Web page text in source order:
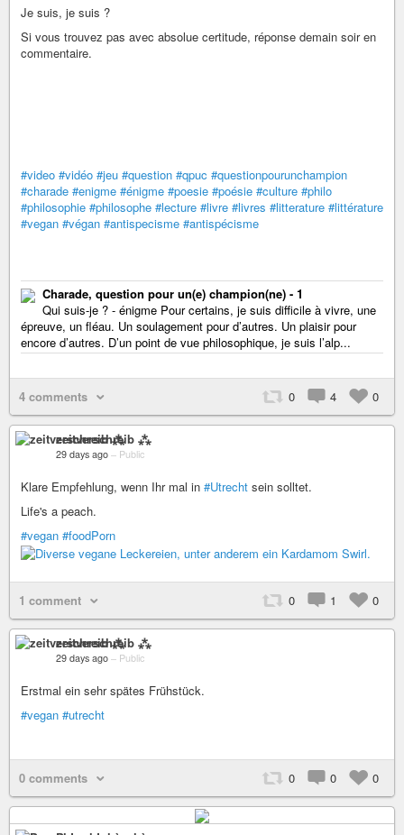
Je suis, je suis ?
Si vous trouvez pas avec absolue certitude, réponse demain soir en
commentaire.
#video #vidéo #jeu #question #qpuc #questionpourunchampion
#charade #enigme #énigme #poesie #poésie #culture #philo
#philosophie #philosophe #lecture #livre #livres #litterature #littérature
#vegan #végan #antispecisme #antispécisme
Charade, question pour un(e) champion(ne) - 1
Qui suis-je ? - énigme Pour certains, je suis difficile à vivre, une
épreuve, un fléau. Un soulagement pour d’autres. Un plaisir pour
encore d’autres. D’un point de vue philosophique, je suis l’alp...
4 comments 0 4 0
zeitverschreib ⁂
29 days ago – Public
Klare Empfehlung, wenn Ihr mal in #Utrecht sein solltet.
Life's a peach.
#vegan #foodPorn
1 comment 0 1 0
zeitverschreib ⁂
29 days ago – Public
Erstmal ein sehr spätes Frühstück.
#vegan #utrecht
0 comments 0 0 0